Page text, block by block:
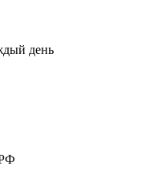
день